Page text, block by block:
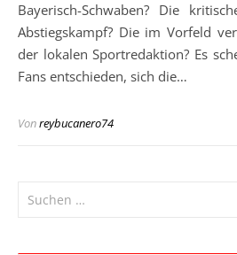
Bayerisch-Schwaben? Die
Abstiegskampf? Die im Vorfeld
der lokalen Sportredaktion? Es
Fans entschieden, sich die…
Vonreybucanero74